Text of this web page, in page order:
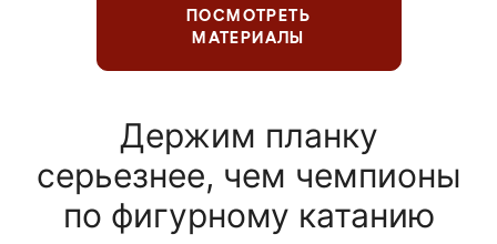
ПОСМОТРЕТЬ
МАТЕРИАЛЫ
Держим планку
серьезнее, чем чемпионы
по фигурному катанию